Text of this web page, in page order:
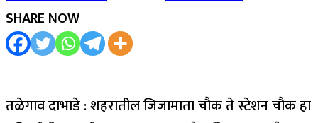
SHARE NOW
तळेगाव दाभाडे : शहरातील जिजामाता चौक ते स्टेशन चौक हा